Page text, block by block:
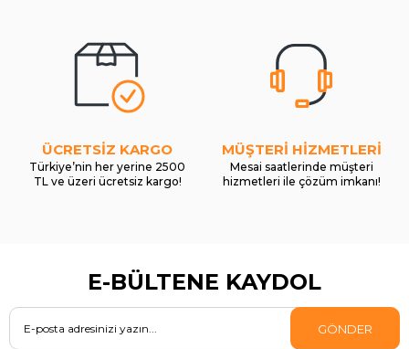
ÜCRETSİZ KARGO
Türkiye’nin her yerine 2500
TL ve üzeri ücretsiz kargo!
MÜŞTERİ HİZMETLERİ
Mesai saatlerinde müşteri
hizmetleri ile çözüm imkanı!
E-BÜLTENE KAYDOL
GÖNDER